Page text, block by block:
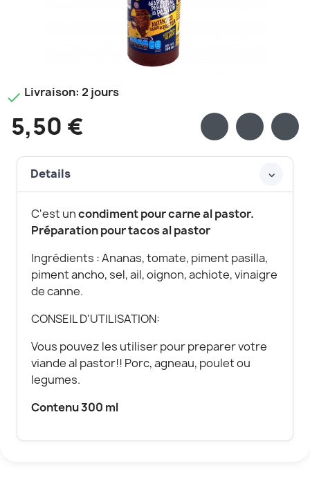
 Livraison: 2 jours
5,50 €
Details
C'est uncondiment pour carne al pastor.
Préparation pour tacos al pastor
Ingrédients : Ananas, tomate, piment pasilla,
piment ancho, sel, ail, oignon, achiote, vinaigre
de canne.
CONSEIL D'UTILISATION:
Vous pouvez les utiliser pour preparer votre
viande al pastor!! Porc, agneau, poulet ou
legumes.
Contenu 300 ml